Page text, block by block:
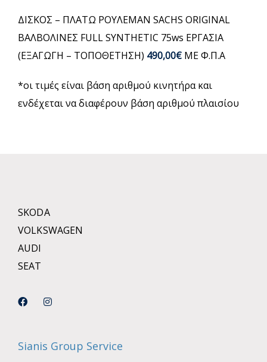
ΔΙΣΚΟΣ – ΠΛΑΤΩ ΡΟΥΛΕΜΑΝ SACHS ORIGINAL
ΒΑΛΒΟΛΙΝΕΣ FULL SYNTHETIC 75ws ΕΡΓΑΣΙΑ
(ΕΞΑΓΩΓΗ – ΤΟΠΟΘΕΤΗΣΗ) 490,00€ ΜΕ Φ.Π.Α
*οι τιμές είναι βάση αριθμού κινητήρα και
ενδέχεται να διαφέρουν βάση αριθμού πλαισίου
SKODA
VOLKSWAGEN
AUDI
SEAT
Sianis Group Service